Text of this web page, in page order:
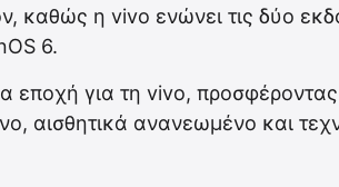
καθώς η vivo ενώνει τις δύο
6.
εποχή για τη vivo,
αισθητικά ανανεωμένο και